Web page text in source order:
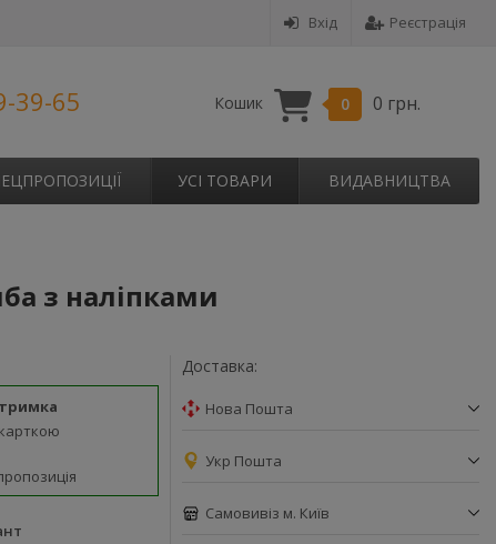
Вхід Реєстрація
39-65 Кошик 0 0 грн.
УСІ ТОВАРИ ВИДАВНИЦТВА
з наліпками
Доставка:
Нова Пошта
Укр Пошта
Самовивіз м. Київ